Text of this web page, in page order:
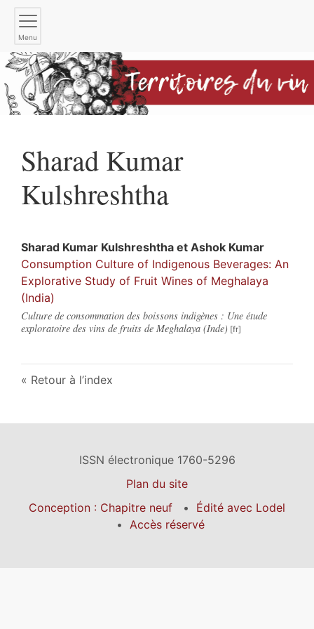
Menu
Sharad Kumar
Kulshreshtha
Sharad Kumar Kulshreshtha et Ashok Kumar
Consumption Culture of Indigenous Beverages: An
Explorative Study of Fruit Wines of Meghalaya
(India)
Culture de consommation des boissons indigènes : Une étude
exploratoire des vins de fruits de Meghalaya (Inde)
Retour à l’index
ISSN électronique 1760-5296
Plan du site
Conception : Chapitre neuf
Édité avec Lodel
Accès réservé